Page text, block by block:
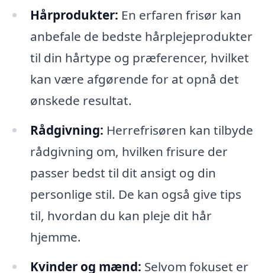
Hårprodukter: En erfaren frisør kan
anbefale de bedste hårplejeprodukter
til din hårtype og præferencer, hvilket
kan være afgørende for at opnå det
ønskede resultat.
Rådgivning: Herrefrisøren kan tilbyde
rådgivning om, hvilken frisure der
passer bedst til dit ansigt og din
personlige stil. De kan også give tips
til, hvordan du kan pleje dit hår
hjemme.
Kvinder og mænd: Selvom fokuset er